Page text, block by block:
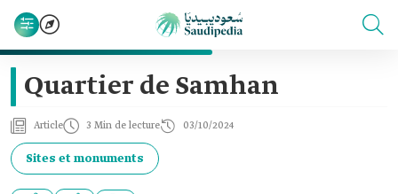
Quartier de Samhan
Article 3 Min de lecture 03/10/2024
Sites et monuments